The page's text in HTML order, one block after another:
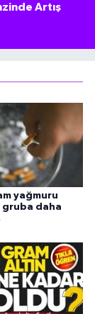
Artış
yağmuru
gruba daha